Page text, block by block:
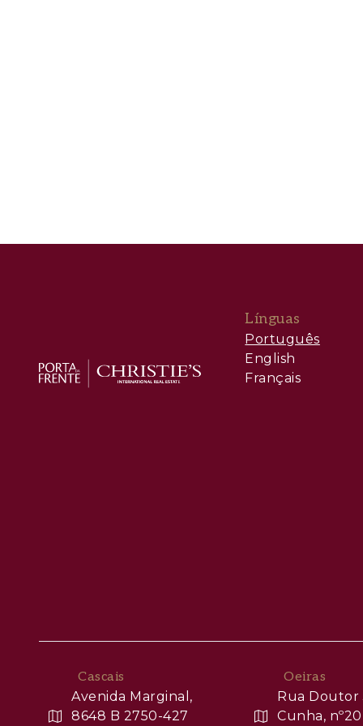
Ativo com liquidez acima da média no
Línguas
Português
English
Français
Cascais
Avenida Marginal,
8648 B 2750-427
Oeiras
Rua Doutor
Cunha,